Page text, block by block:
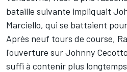
bataille suivante impliquait
Marciello, qui se battaient
Après neuf tours de course,
l'ouverture sur Johnny
suffi à contenir plus